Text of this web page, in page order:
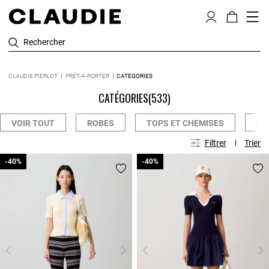
Rechercher
CLAUDIE PIERLOT PRÊT-À-PORTER CATÉGORIES
CATÉGORIES(533)
VOIR TOUT ROBES TOPS ET CHEMISES
Filtrer Trier
-40%
-40% -40%
-40%